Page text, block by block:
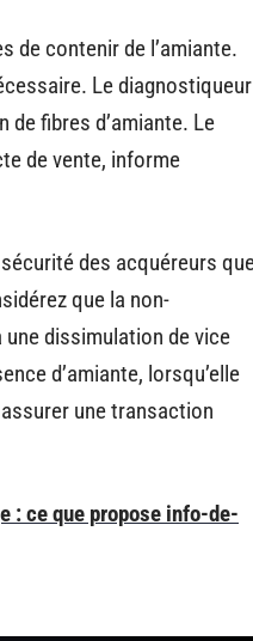
de contenir de l’amiante.
Le diagnostiqueur
de fibres d’amiante. Le
de vente, informe
des acquéreurs
que la non-
une dissimulation de vice
d’amiante, lorsqu’elle
une transaction
: ce que propose info-de-